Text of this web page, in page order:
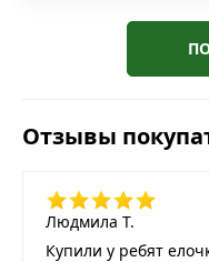
Отзывы
Людмила Т.
Купили у ребят